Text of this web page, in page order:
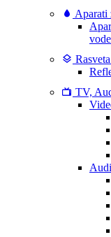
Aparati
vode
Rasveta
TV,